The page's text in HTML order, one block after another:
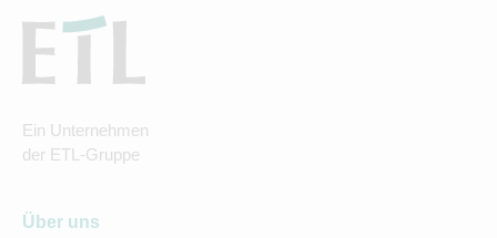
Ein Unternehmen
der ETL-Gruppe
Über uns